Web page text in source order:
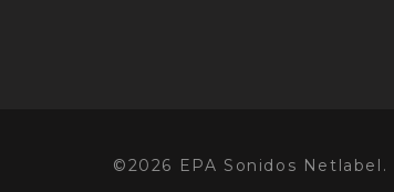
©2026 EPA Sonidos Netlabel.